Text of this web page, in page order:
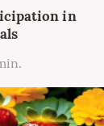
in